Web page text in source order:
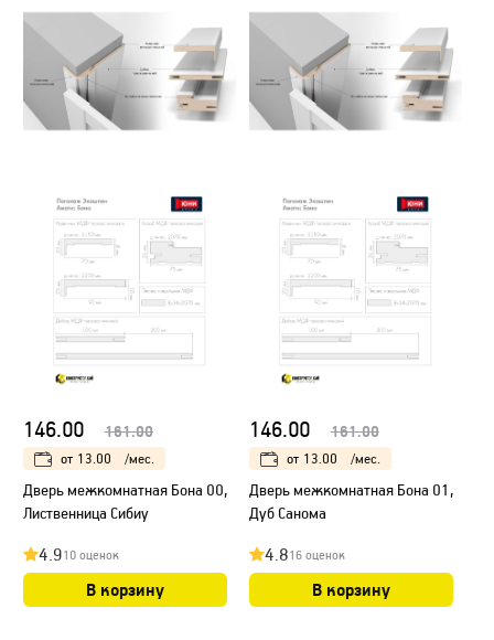
146.00 161.00
от 13.00 /мес.
Дверь межкомнатная Бона 00,
Лиственница Сибиу
4.910 оценок
В корзину
146.00 161.00
от 13.00 /мес.
Дверь межкомнатная Бона 01,
Дуб Санома
4.816 оценок
В корзину